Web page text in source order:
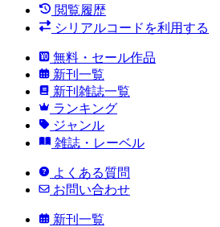
閲覧履歴
シリアルコードを利用する
無料・セール作品
新刊一覧
新刊雑誌一覧
ランキング
ジャンル
雑誌・レーベル
よくある質問
お問い合わせ
新刊一覧